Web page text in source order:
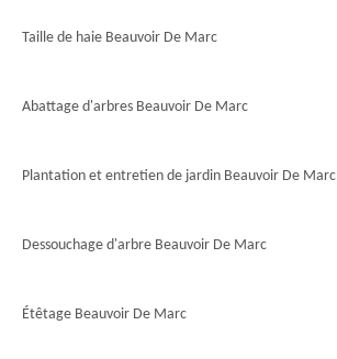
Taille de haie Beauvoir De Marc
Abattage d'arbres Beauvoir De Marc
Plantation et entretien de jardin Beauvoir De Marc
Dessouchage d'arbre Beauvoir De Marc
Étêtage Beauvoir De Marc